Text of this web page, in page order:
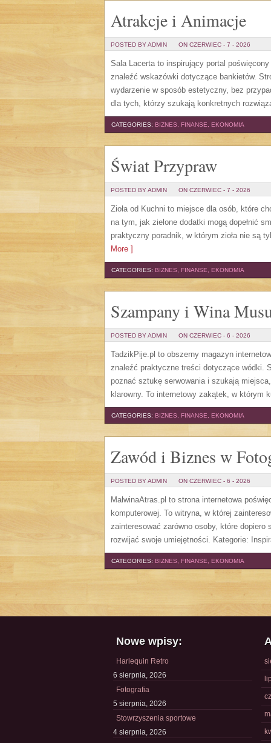
Atrakcje i Animacje
POSTED BY ADMIN ON CZERWIEC - 7 - 2026
Sala Lacerta to inspirujący portal
znaleźć wskazówki dotyczące bankietów.
wydarzenie w sposób estetyczny, bez
dla tych, którzy szukają konkretnych
CATEGORIES: BIZNES, FINANSE, EKONOMIA
Świat Przypraw
POSTED BY ADMIN ON CZERWIEC - 7 - 2026
Zioła od Kuchni to miejsce dla osób, które
na tym, jak zielone dodatki mogą dopełnić
praktyczny poradnik, w którym zioła nie są
More ]
CATEGORIES: BIZNES, FINANSE, EKONOMIA
Szampany i Wina
POSTED BY ADMIN ON CZERWIEC - 6 - 2026
TadzikPije.pl to obszerny magazyn
znaleźć praktyczne treści dotyczące wódki.
poznać sztukę serwowania i szukają
klarowny. To internetowy zakątek, w którym
CATEGORIES: BIZNES, FINANSE, EKONOMIA
Zawód i Biznes w
POSTED BY ADMIN ON CZERWIEC - 6 - 2026
MalwinaAtras.pl to strona internetowa
komputerowej. To witryna, w której
zainteresować zarówno osoby, które
rozwijać swoje umiejętności. Kategorie:
CATEGORIES: BIZNES, FINANSE, EKONOMIA
Nowe wpisy:
Harlequin Retro
6 sierpnia, 2026
Fotografia
5 sierpnia, 2026
Stowrzyszenia sportowe
4 sierpnia, 2026